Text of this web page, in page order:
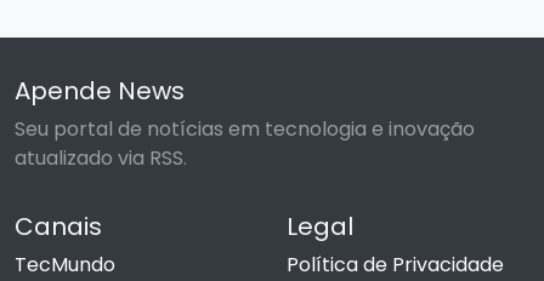
Apende News
Seu portal de notícias em tecnologia e inovação
atualizado via RSS.
Canais
TecMundo
Legal
Política de Privacidade